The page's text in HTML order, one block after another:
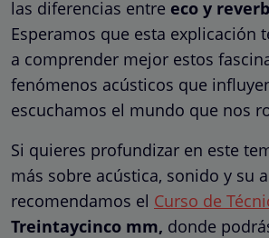
las diferencias entre eco y
Esperamos que esta explicación
a comprender mejor estos
fenómenos acústicos que
escuchamos el mundo que nos
Si quieres profundizar en este
más sobre acústica, sonido y su
recomendamos el Curso de
Treintaycinco mm, donde